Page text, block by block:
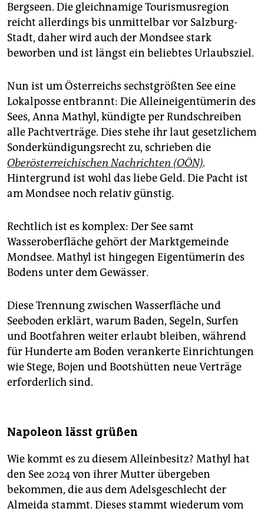
Bergseen. Die gleichnamige Tourismusregion
reicht allerdings bis unmittelbar vor Salzburg-
Stadt, daher wird auch der Mondsee stark
beworben und ist längst ein beliebtes Urlaubsziel.
Nun ist um Österreichs sechstgrößten See eine
Lokalposse entbrannt: Die Alleineigentümerin des
Sees, Anna Mathyl, kündigte per Rundschreiben
alle Pachtverträge. Dies stehe ihr laut gesetzlichem
Sonderkündigungsrecht zu, schrieben die
Oberösterreichischen Nachrichten (OÖN).
Hintergrund ist wohl das liebe Geld. Die Pacht ist
am Mondsee noch relativ günstig.
Rechtlich ist es komplex: Der See samt
Wasseroberfläche gehört der Marktgemeinde
Mondsee. Mathyl ist hingegen Eigentümerin des
Bodens unter dem Gewässer.
Diese Trennung zwischen Wasserfläche und
Seeboden erklärt, warum Baden, Segeln, Surfen
und Bootfahren weiter erlaubt bleiben, während
für Hunderte am Boden verankerte Einrichtungen
wie Stege, Bojen und Bootshütten neue Verträge
erforderlich sind.
Napoleon lässt grüßen
Wie kommt es zu diesem Alleinbesitz? Mathyl hat
den See 2024 von ihrer Mutter übergeben
bekommen, die aus dem Adelsgeschlecht der
Almeida stammt. Dieses stammt wiederum vom